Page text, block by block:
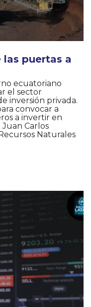
las puertas a
ecuatoriano
el sector
inversión privada.
convocar a
a invertir en
Carlos
Naturales